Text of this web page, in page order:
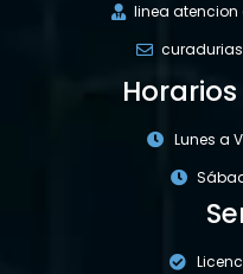
linea atencion
Lunes a